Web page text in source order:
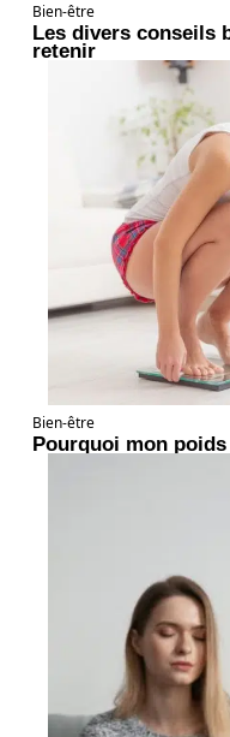
Bien-être
Les divers conseils
retenir
Bien-être
Pourquoi mon